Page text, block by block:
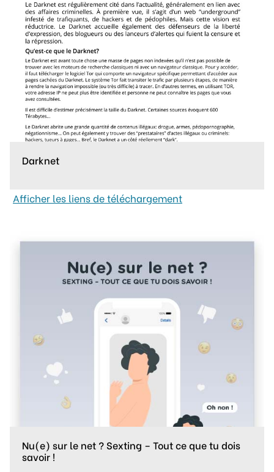
Darknet
Afficher les liens de téléchargement
Nu(e) sur le net ? Sexting – Tout ce que tu dois
savoir !